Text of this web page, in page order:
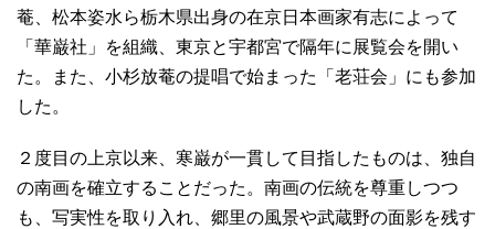
菴、松本姿水ら栃木県出身の在京日本画家有志によって
「華巌社」を組織、東京と宇都宮で隔年に展覧会を開い
た。また、小杉放菴の提唱で始まった「老荘会」にも参加
した。
２度目の上京以来、寒巌が一貫して目指したものは、独自
の南画を確立することだった。南画の伝統を尊重しつつ
も、写実性を取り入れ、郷里の風景や武蔵野の面影を残す